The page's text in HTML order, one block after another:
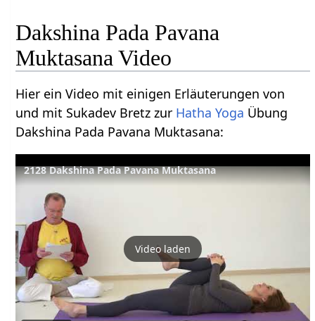
Dakshina Pada Pavana
Muktasana Video
Hier ein Video mit einigen Erläuterungen von
und mit Sukadev Bretz zur Hatha Yoga Übung
Dakshina Pada Pavana Muktasana:
2128 Dakshina Pada Pavana Muktasana
Video laden